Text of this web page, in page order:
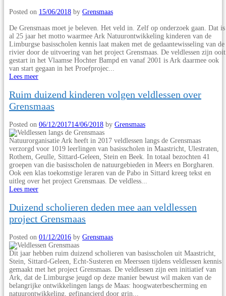
Posted on 15/06/2018 by Grensmaas
De Grensmaas moet je beleven. Het veld in. Zelf op onderzoek gaan. Dat is
al 25 jaar het motto waarmee Ark Natuurontwikkeling kinderen van de
Limburgse basisscholen kennis laat maken met de gedaantewisseling van de
rivier door de uitvoering van het project Grensmaas. De veldlessen zijn ooit
gestart in het Vlaamse Hochter Bampd en vanaf 2001 is Ark daarmee ook
van start gegaan in het Proefprojec...
Lees meer
Ruim duizend kinderen volgen veldlessen over
Grensmaas
Posted on 06/12/201714/06/2018 by Grensmaas
Natuurorganisatie Ark heeft in 2017 veldlessen langs de Grensmaas
verzorgd voor 1019 leerlingen van basisscholen in Maastricht, Ulestraten,
Rothem, Geulle, Sittard-Geleen, Stein en Beek. In totaal bezochten 41
groepen van die basisscholen de natuurgebieden in Meers en Borgharen.
Ook een klas toekomstige leraren van de Pabo in Sittard kreeg tekst en
uitleg over het project Grensmaas. De veldless...
Lees meer
Duizend scholieren deden mee aan veldlessen
project Grensmaas
Posted on 01/12/2016 by Grensmaas
Dit jaar hebben ruim duizend scholieren van basisscholen uit Maastricht,
Stein, Sittard-Geleen, Echt-Susteren en Meerssen tijdens veldlessen kennis
gemaakt met het project Grensmaas. De veldlessen zijn een initiatief van
Ark, dat de Limburgse jeugd op deze manier bewust wil maken van de
belangrijke ontwikkelingen langs de Maas: hoogwaterbescherming en
natuurontwikkeling, gefinancierd door grin...